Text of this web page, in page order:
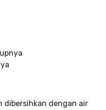
dibersihkan dengan air